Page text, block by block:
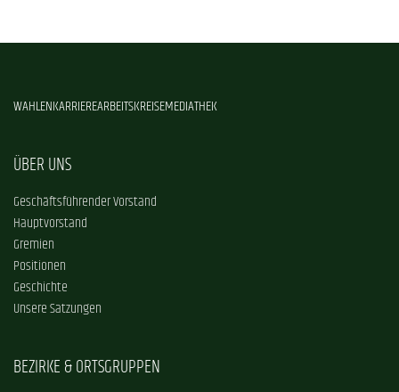
WAHLENKARRIEREARBEITSKREISEMEDIATHEK
ÜBER UNS
Geschäftsführender Vorstand
Hauptvorstand
Gremien
Positionen
Geschichte
Unsere Satzungen
BEZIRKE & ORTSGRUPPEN